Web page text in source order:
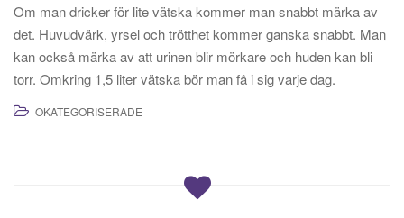
Om man dricker för lite vätska kommer man snabbt märka av
det. Huvudvärk, yrsel och trötthet kommer ganska snabbt. Man
kan också märka av att urinen blir mörkare och huden kan bli
torr. Omkring 1,5 liter vätska bör man få i sig varje dag.
OKATEGORISERADE